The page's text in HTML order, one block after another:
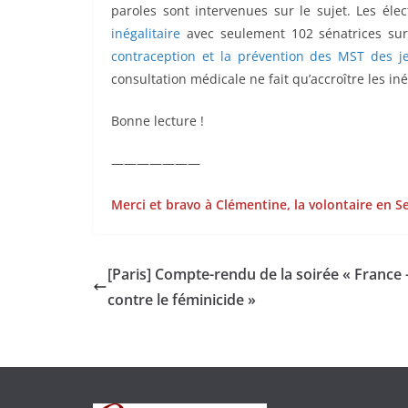
paroles sont intervenues sur le sujet. Les
inégalitaire avec seulement 102 sénatrices
contraception et la prévention des MST des
consultation médicale ne fait qu’accroître les
Bonne lecture !
———————
Merci et bravo à Clémentine, la volontaire en
[Paris] Compte-rendu de la soirée «
contre le féminicide »